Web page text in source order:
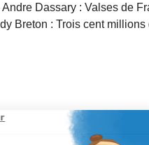
Dassary : Valses de
Breton : Trois cent